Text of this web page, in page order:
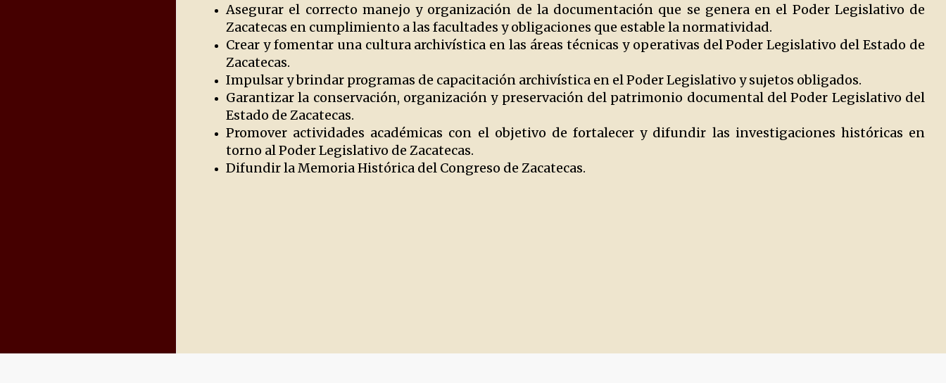
Asegurar el correcto manejo y organización de la documentación que se genera en el Poder Legislativo de
Zacatecas en cumplimiento a las facultades y obligaciones que estable la normatividad.
Crear y fomentar una cultura archivística en las áreas técnicas y operativas del Poder Legislativo del Estado de
Zacatecas.
Impulsar y brindar programas de capacitación archivística en el Poder Legislativo y sujetos obligados.
Garantizar la conservación, organización y preservación del patrimonio documental del Poder Legislativo del
Estado de Zacatecas.
Promover actividades académicas con el objetivo de fortalecer y difundir las investigaciones históricas en
torno al Poder Legislativo de Zacatecas.
Difundir la Memoria Histórica del Congreso de Zacatecas.